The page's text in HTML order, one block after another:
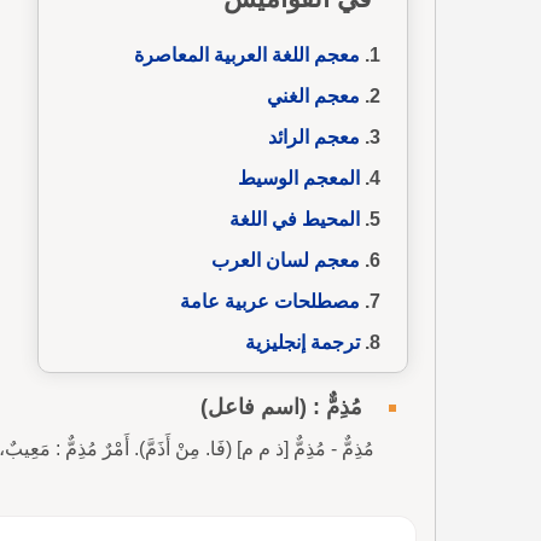
معجم اللغة العربية المعاصرة
معجم الغني
معجم الرائد
المعجم الوسيط
المحيط في اللغة
معجم لسان العرب
مصطلحات عربية عامة
ترجمة إنجليزية
مُذِمٌّ : (اسم فاعل)
مُذِمٌّ - مُذِمٌّ [ذ م م] (فَا. مِنْ أَذَمَّ). أَمْرٌ مُذِمٌّ :